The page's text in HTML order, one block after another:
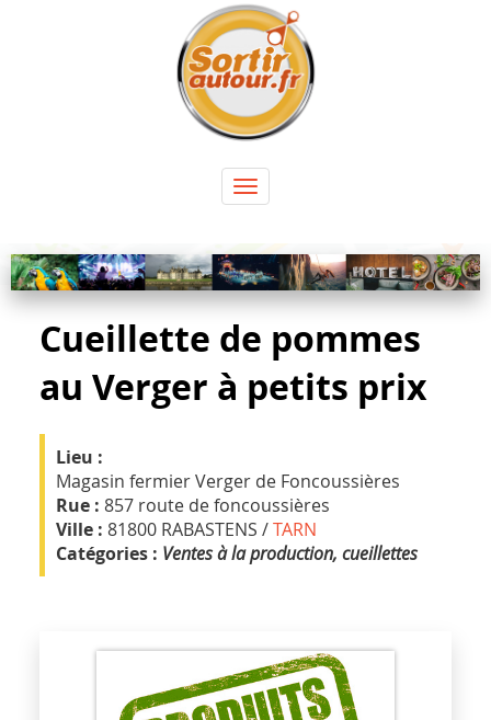
Toggle
navigation
Cueillette de pommes
au Verger à petits prix
Lieu :
Magasin fermier Verger de Foncoussières
Rue : 857 route de foncoussières
Ville : 81800 RABASTENS /TARN
Catégories : Ventes à la production, cueillettes
Panneau de gestion des cookies